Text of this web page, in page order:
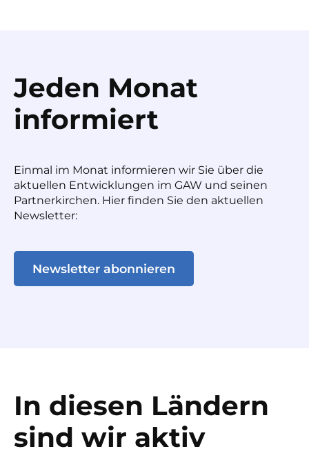
Jeden Monat
informiert
Einmal im Monat informieren wir Sie über die
aktuellen Entwicklungen im GAW und seinen
Partnerkirchen. Hier finden Sie den aktuellen
Newsletter:
Newsletter abonnieren
In diesen Ländern
sind wir aktiv